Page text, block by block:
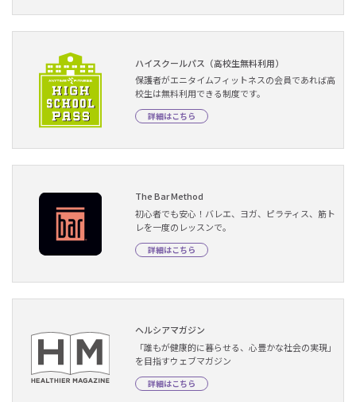
ハイスクールパス（高校生無料利用）
保護者がエニタイムフィットネスの会員であれば高
校生は無料利用できる制度です。
詳細はこちら
The Bar Method
初心者でも安心！バレエ、ヨガ、ピラティス、筋ト
レを一度のレッスンで。
詳細はこちら
ヘルシアマガジン
「誰もが健康的に暮らせる、心豊かな社会の実現」
を目指すウェブマガジン
詳細はこちら